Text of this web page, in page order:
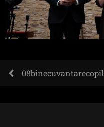
08binecuvantarecopil